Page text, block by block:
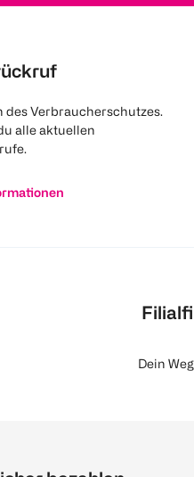
des Verbraucherschutzes.
alle aktuellen
Dein